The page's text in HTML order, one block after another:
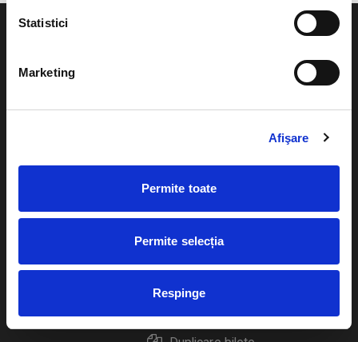
Statistici
Marketing
Afişare
Permite toate
Permite selecția
Respinge
Cum comand bilete?
Plata online sau cash
eBilet printat acasa
Livrare prin curier
Returnare bilete
Pentru copii
Diverse